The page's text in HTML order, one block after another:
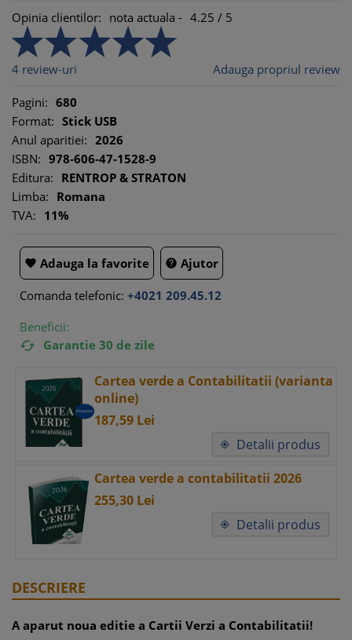
Opinia clientilor: nota actuala - 4.25 / 5
4 review-uri Adauga propriul review
Pagini: 680
Format: Stick USB
Anul aparitiei: 2026
ISBN: 978-606-47-1528-9
Editura: RENTROP & STRATON
Limba: Romana
TVA: 11%
 Adauga la favorite  Ajutor
Comanda telefonic: +4021 209.45.12
Beneficii:
 Garantie 30 de zile
Cartea verde a Contabilitatii (varianta
online)
187,59 Lei

Detalii produs
Cartea verde a contabilitatii 2026
255,30 Lei
 Detalii produs
DESCRIERE
A aparut noua editie a Cartii Verzi a Contabilitatii!